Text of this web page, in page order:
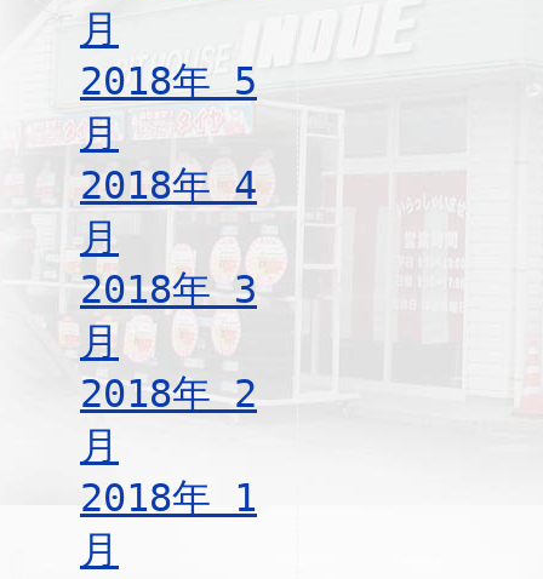
月
2018年 5
月
2018年 4
月
2018年 3
月
2018年 2
月
2018年 1
月